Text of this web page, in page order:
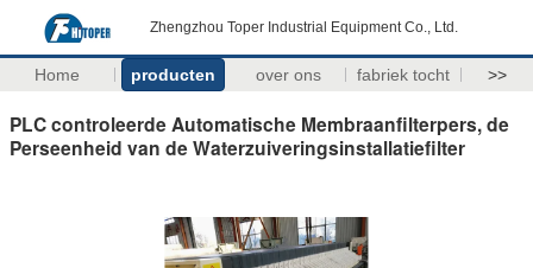
Zhengzhou Toper Industrial Equipment Co., Ltd.
Home producten over ons fabriek tocht >>
PLC controleerde Automatische Membraanfilterpers, de
Perseenheid van de Waterzuiveringsinstallatiefilter